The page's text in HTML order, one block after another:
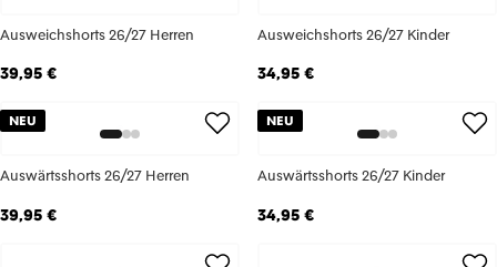
Ausweichshorts 26/27 Herren
39,95 €
Ausweichshorts 26/27 Kinder
34,95 €
NEU
Auswärtsshorts 26/27 Herren
39,95 €
NEU
Auswärtsshorts 26/27 Kinder
34,95 €